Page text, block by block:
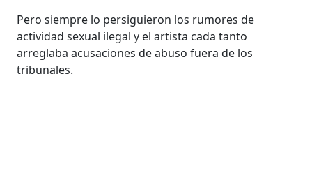
Pero siempre lo persiguieron los rumores de
actividad sexual ilegal y el artista cada tanto
arreglaba acusaciones de abuso fuera de los
tribunales.